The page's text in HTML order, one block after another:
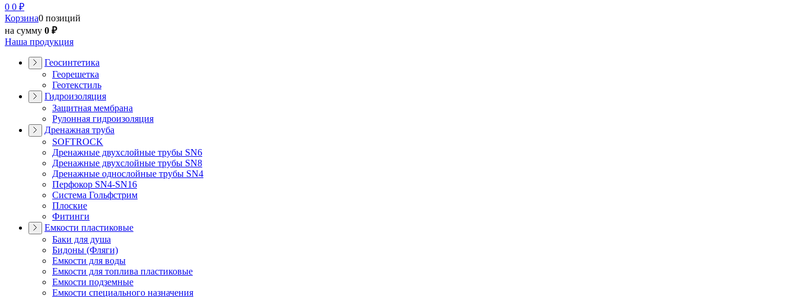
0 0 ₽
Корзина0 позиций
на сумму 0 ₽
Наша продукция
Геосинтетика
Георешетка
Геотекстиль
Гидроизоляция
Защитная мембрана
Рулонная гидроизоляция
Дренажная труба
SOFTROCK
Дренажные двухслойные трубы SN6
Дренажные двухслойные трубы SN8
Дренажные однослойные трубы SN4
Перфокор SN4-SN16
Система Гольфстрим
Плоские
Фитинги
Емкости пластиковые
Баки для душа
Бидоны (Фляги)
Емкости для воды
Емкости для топлива пластиковые
Емкости подземные
Емкости специального назначения